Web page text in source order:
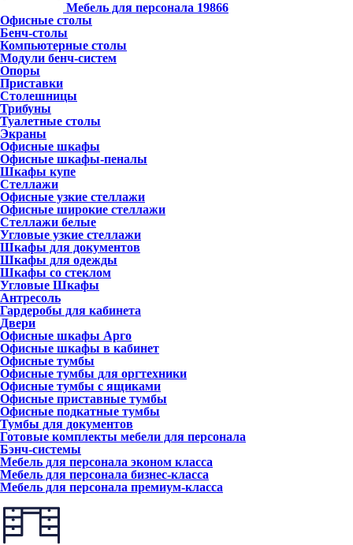
Мебель для персонала 19866
Офисные столы
Бенч-столы
Компьютерные столы
Модули бенч-систем
Опоры
Приставки
Столешницы
Трибуны
Туалетные столы
Экраны
Офисные шкафы
Офисные шкафы-пеналы
Шкафы купе
Стеллажи
Офисные узкие стеллажи
Офисные широкие стеллажи
Стеллажи белые
Угловые узкие стеллажи
Шкафы для документов
Шкафы для одежды
Шкафы со стеклом
Угловые Шкафы
Антресоль
Гардеробы для кабинета
Двери
Офисные шкафы Арго
Офисные шкафы в кабинет
Офисные тумбы
Офисные тумбы для оргтехники
Офисные тумбы с ящиками
Офисные приставные тумбы
Офисные подкатные тумбы
Тумбы для документов
Готовые комплекты мебели для персонала
Бэнч-системы
Мебель для персонала эконом класса
Мебель для персонала бизнес-класса
Мебель для персонала премиум-класса